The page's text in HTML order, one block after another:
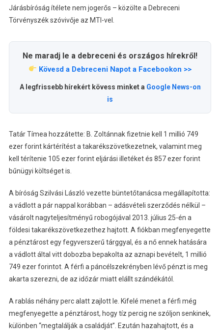
Járásbíróság ítélete nem jogerős – közölte a Debreceni
Törvényszék szóvivője az MTI-vel.
Ne maradj le a debreceni és országos hírekről!
Kövesd a Debreceni Napot a Facebookon >>
A legfrissebb hírekért kövess minket a Google News-on
is
Tatár Tímea hozzátette: B. Zoltánnak fizetnie kell 1 millió 749
ezer forint kártérítést a takarékszövetkezetnek, valamint meg
kell térítenie 105 ezer forint eljárási illetéket és 857 ezer forint
bűnügyi költséget is.
A bíróság Szilvási László vezette büntetőtanácsa megállapította:
a vádlott a pár nappal korábban – adásvételi szerződés nélkül –
vásárolt nagyteljesítményű robogójával 2013. július 25-én a
földesi takarékszövetkezethez hajtott. A fiókban megfenyegette
a pénztárost egy fegyverszerű tárggyal, és a nő ennek hatására
a vádlott által vitt dobozba bepakolta az aznapi bevételt, 1 millió
749 ezer forintot. A férfi a páncélszekrényben lévő pénzt is meg
akarta szerezni, de az időzár miatt elállt szándékától.
A rablás néhány perc alatt zajlott le. Kifelé menet a férfi még
megfenyegette a pénztárost, hogy tíz percig ne szóljon senkinek,
különben “megtalálják a családját”. Ezután hazahajtott, és a